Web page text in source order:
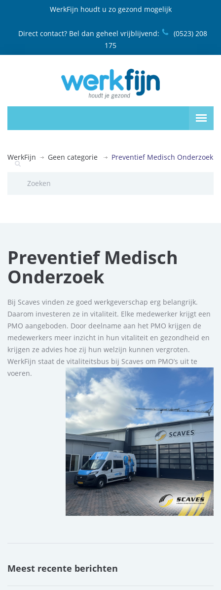
WerkFijn houdt u zo gezond mogelijk
Direct contact? Bel dan geheel vrijblijvend:
(0523) 208
175
WerkFijn Geen categorie Preventief Medisch Onderzoek
Preventief Medisch
Onderzoek
Bij Scaves vinden ze goed werkgeverschap erg belangrijk.
Daarom investeren ze in vitaliteit. Elke medewerker krijgt een
PMO aangeboden. Door deelname aan het PMO krijgen de
medewerkers meer inzicht in hun vitaliteit en gezondheid en
krijgen ze advies hoe zij hun welzijn kunnen vergroten.
WerkFijn staat de vitaliteitsbus bij Scaves om PMO’s uit te
voeren.
Meest recente berichten